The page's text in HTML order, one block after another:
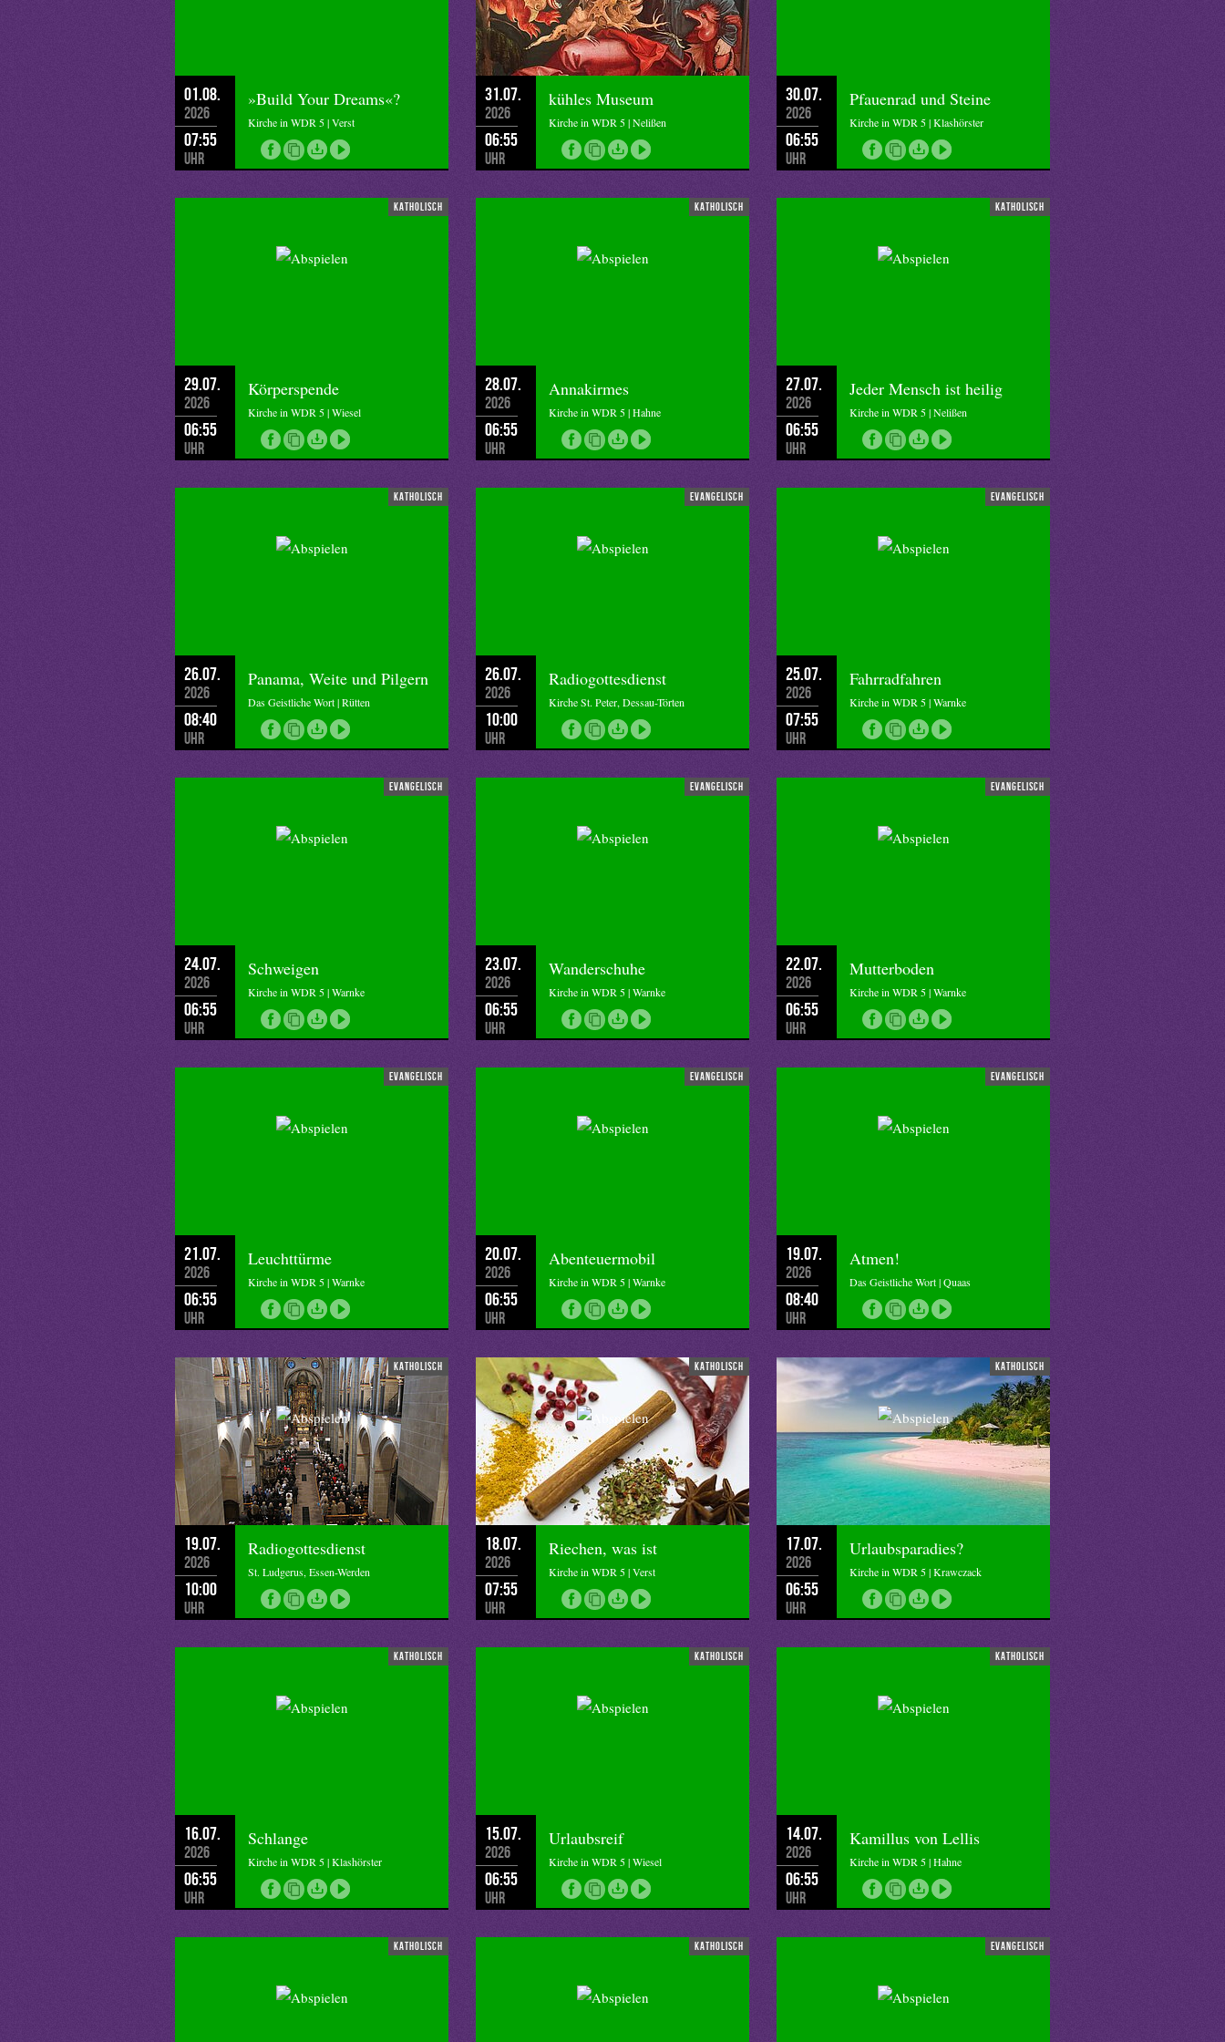
Ob ich mich auch dann noch gehalten weiß, wenn mein Glaube schwach wird, wenn mir der Boden
unter den Füssen weggeht und der Abgrund darunter mir Angst macht?
Diese Jesus-Geschichte lässt mich ahnen: Glaube ist hand-greiflich.
Gott sei Dank.
Copyright Vorschaubild: Petrus Gabriel Scena biblica CCBy 2.0 flickr
01.08.
2026
07:55
Uhr
»Build Your Dreams«?
Kirche in WDR 5 | Verst
31.07.
2026
06:55
Uhr
kühles Museum
Kirche in WDR 5 | Nelißen
30.07.
2026
06:55
Uhr
Pfauenrad und Steine
Kirche in WDR 5 | Klashörster
katholisch
29.07.
2026
06:55
Uhr
Körperspende
Kirche in WDR 5 | Wiesel
katholisch
28.07.
2026
06:55
Uhr
Annakirmes
Kirche in WDR 5 | Hahne
katholisch
27.07.
2026
06:55
Uhr
Jeder Mensch ist heilig
Kirche in WDR 5 | Nelißen
katholisch
26.07.
2026
08:40
Uhr
Panama, Weite und Pilgern
Das Geistliche Wort | Rütten
evangelisch
26.07.
2026
10:00
Uhr
Radiogottesdienst
Kirche St. Peter, Dessau-Törten
evangelisch
25.07.
2026
07:55
Uhr
Fahrradfahren
Kirche in WDR 5 | Warnke
evangelisch
24.07.
2026
06:55
Uhr
Schweigen
Kirche in WDR 5 | Warnke
evangelisch
23.07.
2026
06:55
Uhr
Wanderschuhe
Kirche in WDR 5 | Warnke
evangelisch
22.07.
2026
06:55
Uhr
Mutterboden
Kirche in WDR 5 | Warnke
evangelisch
21.07.
2026
06:55
Uhr
Leuchttürme
Kirche in WDR 5 | Warnke
evangelisch
20.07.
2026
06:55
Uhr
Abenteuermobil
Kirche in WDR 5 | Warnke
evangelisch
19.07.
2026
08:40
Uhr
Atmen!
Das Geistliche Wort | Quaas
katholisch
19.07.
2026
10:00
Uhr
Radiogottesdienst
St. Ludgerus, Essen-Werden
katholisch
18.07.
2026
07:55
Uhr
Riechen, was ist
Kirche in WDR 5 | Verst
katholisch
17.07.
2026
06:55
Uhr
Urlaubsparadies?
Kirche in WDR 5 | Krawczack
katholisch
16.07.
2026
06:55
Uhr
Schlange
Kirche in WDR 5 | Klashörster
katholisch
15.07.
2026
06:55
Uhr
Urlaubsreif
Kirche in WDR 5 | Wiesel
katholisch
14.07.
2026
06:55
Uhr
Kamillus von Lellis
Kirche in WDR 5 | Hahne
katholisch katholisch evangelisch